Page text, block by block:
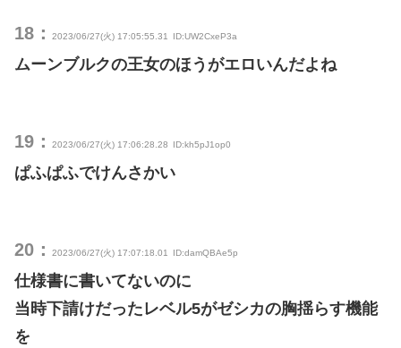
18： 2023/06/27(火) 17:05:55.31 ID:UW2CxeP3a
ムーンブルクの王女のほうがエロいんだよね
19： 2023/06/27(火) 17:06:28.28 ID:kh5pJ1op0
ぱふぱふでけんさかい
20： 2023/06/27(火) 17:07:18.01 ID:damQBAe5p
仕様書に書いてないのに
当時下請けだったレベル5がゼシカの胸揺らす機能
を